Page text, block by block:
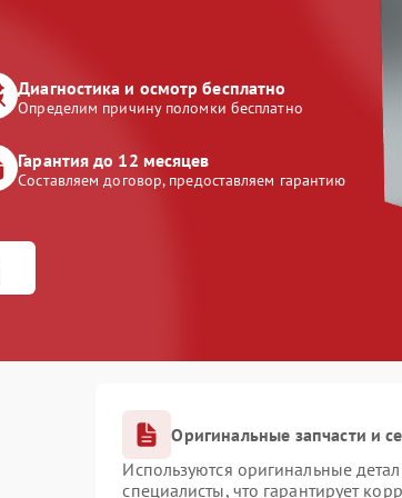
Диагностика и осмотр бесплатно
Определим причину поломки бесплатно
Гарантия до 12 месяцев
Составляем договор, предоставляем гарантию
Оригинальные запчасти и
Используются оригинальные
специалисты, что гарантирует